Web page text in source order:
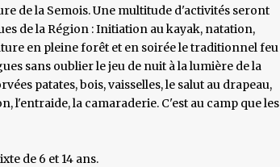
de la Semois. Une multitude d'activités seront
de la Région : Initiation au kayak, natation,
en pleine forêt et en soirée le traditionnel feu
sans oublier le jeu de nuit à la lumière de la
patates, bois, vaisselles, le salut au drapeau,
l'entraide, la camaraderie. C'est au camp que les
de 6 et 14 ans.